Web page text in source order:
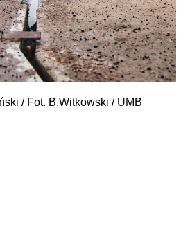
/ Fot. B.Witkowski / UMB